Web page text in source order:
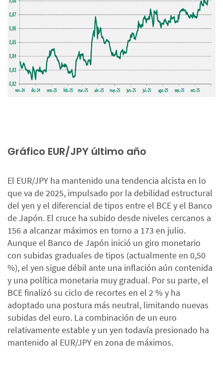
Gráfico EUR/JPY último año
El EUR/JPY ha mantenido una tendencia alcista en lo
que va de 2025, impulsado por la debilidad estructural
del yen y el diferencial de tipos entre el BCE y el Banco
de Japón. El cruce ha subido desde niveles cercanos a
156 a alcanzar máximos en torno a 173 en julio.
Aunque el Banco de Japón inició un giro monetario
con subidas graduales de tipos (actualmente en 0,50
%), el yen sigue débil ante una inflación aún contenida
y una política monetaria muy gradual. Por su parte, el
BCE finalizó su ciclo de recortes en el 2 % y ha
adoptado una postura más neutral, limitando nuevas
subidas del euro. La combinación de un euro
relativamente estable y un yen todavía presionado ha
mantenido al EUR/JPY en zona de máximos.